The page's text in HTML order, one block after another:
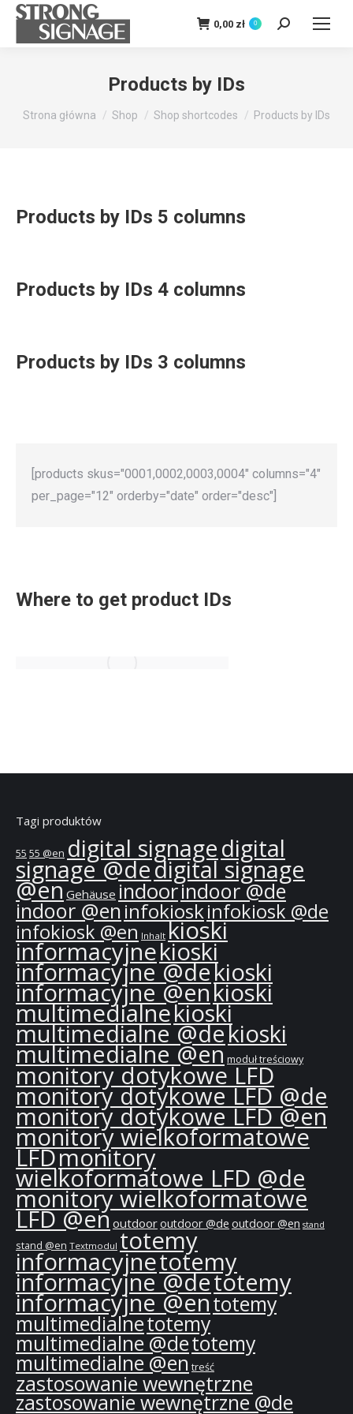
0,00 zł 0 Szukaj:
Products by IDs
Jesteś tutaj:
Strona główna Shop Shop shortcodes Products by IDs
Products by IDs 5 columns
Products by IDs 4 columns
Products by IDs 3 columns
[products skus="0001,0002,0003,0004" columns="4"
per_page="12" orderby="date" order="desc"]
Where to get product IDs
Tagi produktów
55 55 @en digital signagedigital
signage @dedigital signage
@enGehäuse indoorindoor @de
indoor @eninfokioskinfokiosk @de
infokiosk @en Inhalt kioski
informacyjnekioski
informacyjne @dekioski
informacyjne @enkioski
multimedialnekioski
multimedialne @dekioski
multimedialne @enmoduł treściowy
monitory dotykowe LFD
monitory dotykowe LFD @de
monitory dotykowe LFD @en
monitory wielkoformatowe
LFDmonitory
wielkoformatowe LFD @de
monitory wielkoformatowe
LFD @en outdooroutdoor @de outdoor @en stand
stand @en Textmodul totemy
informacyjnetotemy
informacyjne @detotemy
informacyjne @entotemy
multimedialnetotemy
multimedialne @detotemy
multimedialne @entreść
zastosowanie wewnętrzne
zastosowanie wewnętrzne @de